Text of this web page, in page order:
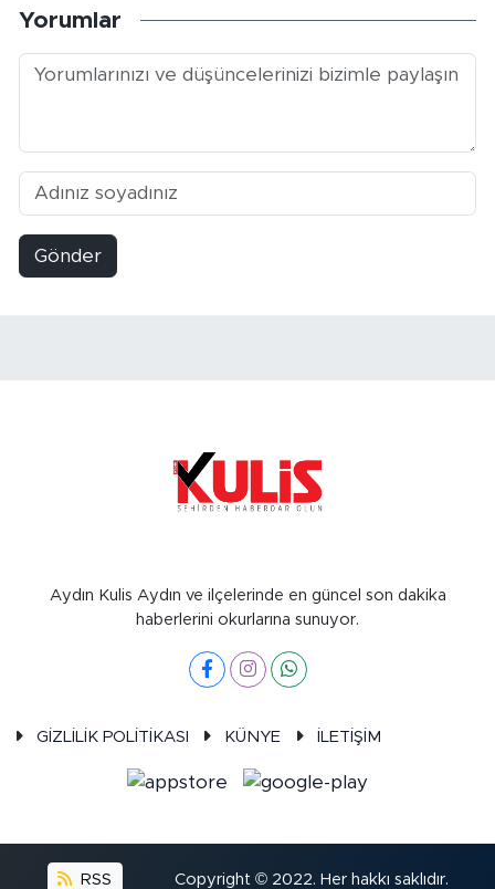
Yorumlar
Gönder
Aydın Kulis Aydın ve ilçelerinde en güncel son dakika
haberlerini okurlarına sunuyor.
GİZLİLİK POLİTİKASI KÜNYE İLETİŞİM
RSS Copyright © 2022. Her hakkı saklıdır.